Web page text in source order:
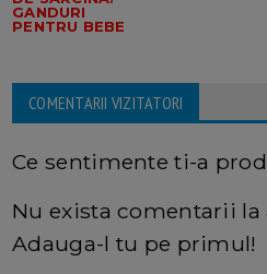
GANDURI
PENTRU BEBE
COMENTARII VIZITATORI
Ce sentimente ti-a
Nu exista comentarii la
Adauga-l tu pe primul!